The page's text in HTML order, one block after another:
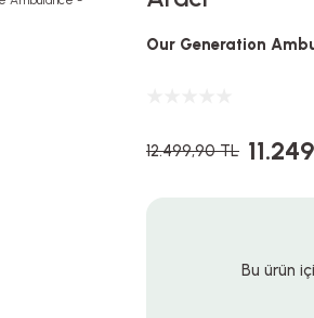
Our Generation
12.499,90 TL
Bu ürün